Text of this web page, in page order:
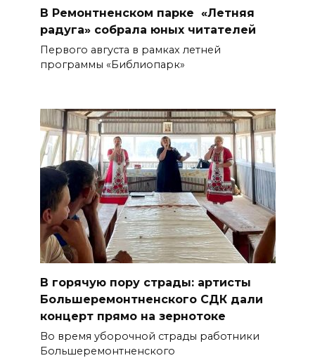
В Ремонтненском парке «Летняя
радуга» собрала юных читателей
Первого августа в рамках летней
программы «Библиопарк»
В горячую пору страды: артисты
Большеремонтненского СДК дали
концерт прямо на зернотоке
Во время уборочной страды работники
Большеремонтненского